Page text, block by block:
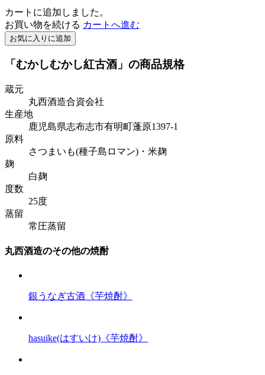
カートに追加しました。
お買い物を続ける カートへ進む
お気に入りに追加
「むかしむかし紅古酒」の商品規格
蔵元
丸西酒造合資会社
生産地
鹿児島県志布志市有明町蓬原1397-1
原料
さつまいも(種子島ロマン)・米麹
麹
白麹
度数
25度
蒸留
常圧蒸留
丸西酒造のその他の焼酎
銀うなぎ古酒《芋焼酎》
hasuike(はすいけ)《芋焼酎》